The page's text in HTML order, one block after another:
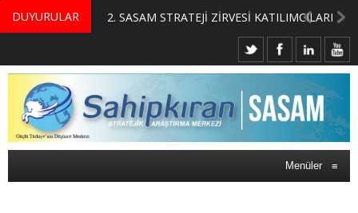
DUYURULAR
MERKEZİMİZ BÜNYESİNDE YETİŞTİRİLMEK ÜZERE GÖNÜLLÜ ÜLKE MASASI UZMANI VE UZMAN ADAYLARI ARIYORUZ 2. SASAM STRATEJİ ZİRVESİ KATILIMCILARI BELLİ OLDU
Menüler ≡